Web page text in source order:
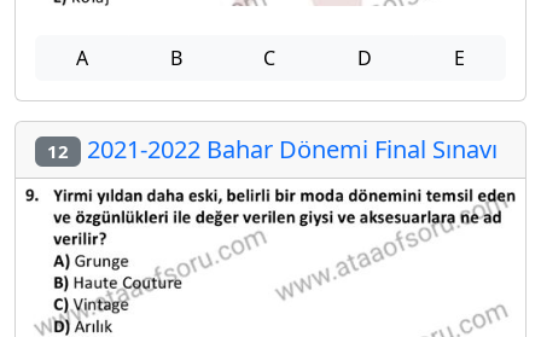
A B C D E
12 2021-2022 Bahar Dönemi Final Sınavı